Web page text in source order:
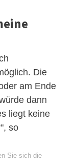
Die
am Ende
dann
liegt keine
so
Sie sich die